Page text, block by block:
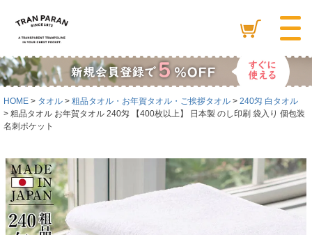
HOME タオル 粗品タオル・お年賀タオル・ご挨拶タオル
240匁 白タオル
粗品タオル お年賀タオル 240匁 【400枚以上】 日本製 のし印刷 袋入り 個包装
名刺ポケット